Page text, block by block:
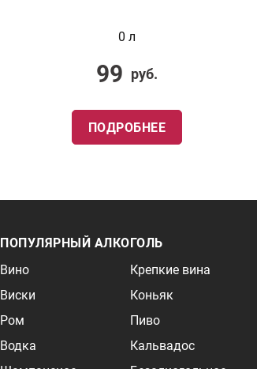
0 л
99 руб.
ПОДРОБНЕЕ
ПОПУЛЯРНЫЙ АЛКОГОЛЬ
Вино
Виски
Ром
Водка
Крепкие вина
Коньяк
Пиво
Кальвадос